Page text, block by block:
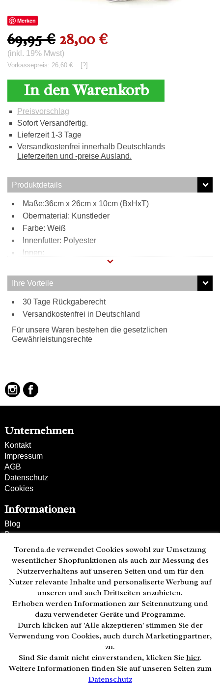
Merken
69,95 € 28,00 €
(inkl. 19% Mwst)
Vorkassepreis: 26,60 € [?]
In den Warenkorb
Preisvorschlag
Sofort Versandfertig.
Lieferzeit 1-3 Tage
Versandkostenfrei innerhalb Deutschlands
Lieferzeiten und -preise Ausland.
Produktdetails
Maße:36cm x 26cm x 10cm (BxHxT)
Obermaterial: Kunstleder
Farbe: Weiß
Innenfutter: Polyester
Innen:
Reißverschlussfach
2 Steckfächer
Außen:
2 Reißverschlussfächer
2 seitliche Steckfächer
Tragweise:
Henkel
Ihre Vorteile
30 Tage Rückgaberecht
Versandkostenfrei in Deutschland
Für unsere Waren bestehen die gesetzlichen
Gewährleistungsrechte
Unternehmen
Kontakt
Impressum
AGB
Datenschutz
Cookies
Informationen
Blog
Presse
Partner
Versand und Zahlung
Bestellung wiederrufen
Kunden-Hotline
(040) 244 249-49
Mo - Fr 08:00 - 18:00
Zahlweisen:
Torenda.de verwendet Cookies sowohl zur Umsetzung
wesentlicher Shopfunktionen als auch zur Messung des
Nutzerverhaltens auf unseren Seiten und um für den
Nutzer relevante Inhalte und personaliserte Werbung auf
unseren und auch Drittseiten anzubieten.
Erhoben werden Informationen zur Seitennutzung und
dazu verwendeter Geräte und Programme.
Durch klicken auf 'Alle akzeptieren' stimmen Sie der
Verwendung von Cookies, auch durch Marketingpartner,
zu.
Sind Sie damit nicht einverstanden, klicken Sie hier.
Weitere Informationen finden Sie auf unseren Seiten zum
Datenschutz